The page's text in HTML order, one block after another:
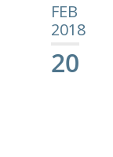
FEB
2018
20